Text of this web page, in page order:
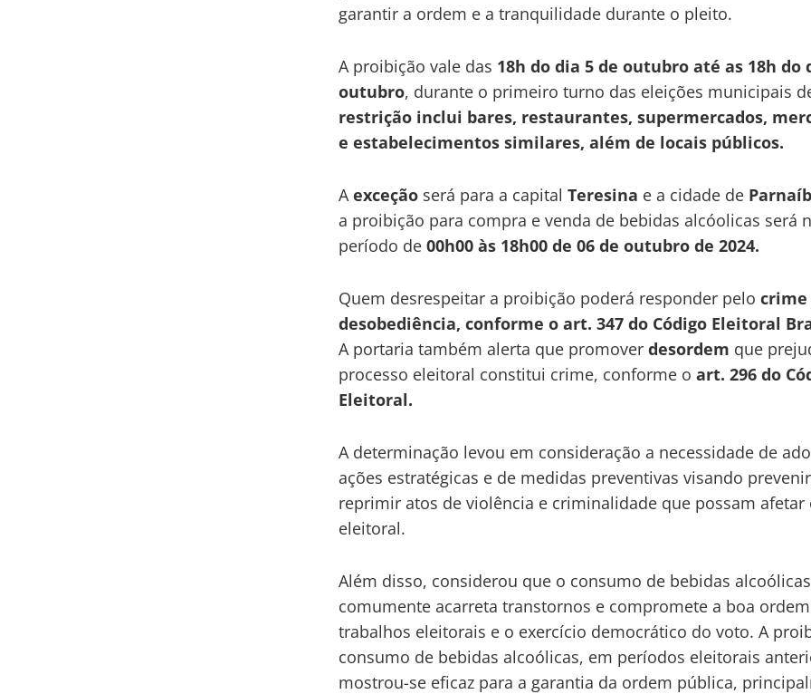
garantir a ordem e a tranquilidade durante o pleito.
A proibição vale das 18h do dia 5 de outubro até as 18h do
outubro, durante o primeiro turno das eleições municipais
restrição inclui bares, restaurantes, supermercados,
e estabelecimentos similares, além de locais públicos.
Aexceção será para a capitalTeresina e a cidade de
a proibição para compra e venda de bebidas alcóolicas será
período de00h00 às 18h00 de 06 de outubro de 2024.
Quem desrespeitar a proibição poderá responder pelocrime
desobediência, conforme o art. 347 do Código Eleitoral
A portaria também alerta que promoverdesordem que
processo eleitoral constitui crime, conforme oart. 296 do
Eleitoral.
A determinação levou em consideração a necessidade de
ações estratégicas e de medidas preventivas visando
reprimir atos de violência e criminalidade que possam afetar
eleitoral.
Além disso, considerou que o consumo de bebidas alcoólicas
comumente acarreta transtornos e compromete a boa
trabalhos eleitorais e o exercício democrático do voto. A
consumo de bebidas alcoólicas, em períodos eleitorais
mostrou-se eficaz para a garantia da ordem pública,